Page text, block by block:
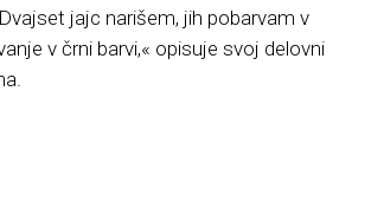
jajc narišem, jih pobarvam v
v črni barvi,« opisuje svoj delovni